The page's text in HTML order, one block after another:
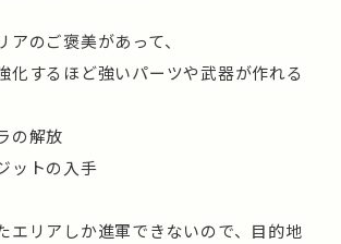
のご褒美があって、
化するほど強いパーツや武器が作れる
の解放
ットの入手
エリアしか進軍できないので、目的地